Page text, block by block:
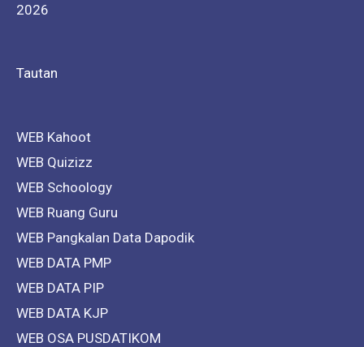
2026
Tautan
WEB Kahoot
WEB Quizizz
WEB Schoology
WEB Ruang Guru
WEB Pangkalan Data Dapodik
WEB DATA PMP
WEB DATA PIP
WEB DATA KJP
WEB OSA PUSDATIKOM